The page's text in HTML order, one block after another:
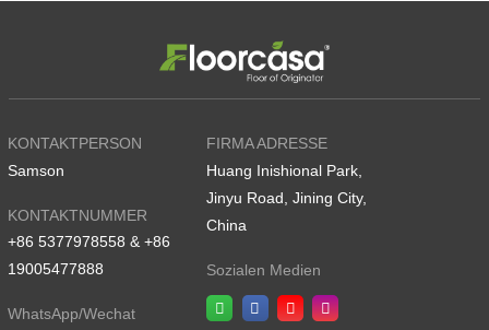
KONTAKTPERSON
Samson
KONTAKTNUMMER
+86 5377978558 & +86
19005477888
WhatsApp/Wechat
FIRMA ADRESSE
Huang Inishional Park,
Jinyu Road, Jining City,
China
Sozialen Medien